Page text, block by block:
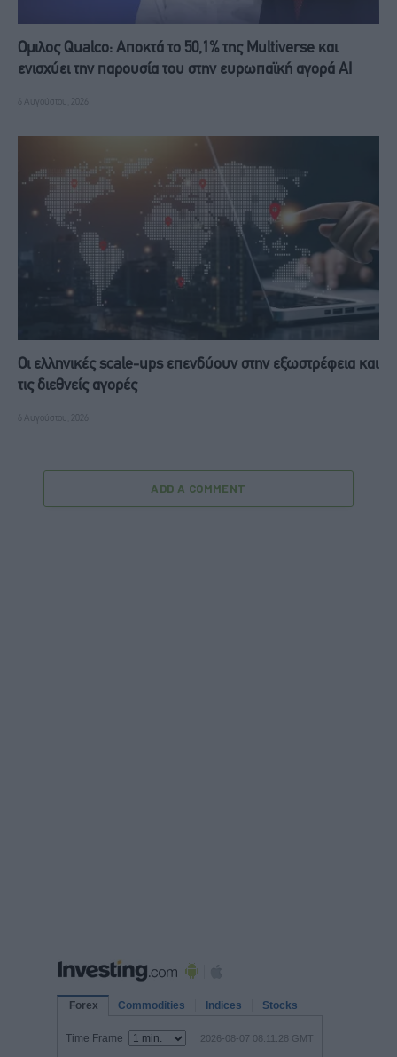
Ομιλος Qualco: Αποκτά το 50,1% της Multiverse και
ενισχύει την παρουσία του στην ευρωπαϊκή αγορά ΑΙ
6 Αυγούστου, 2026
Οι ελληνικές scale-ups επενδύουν στην εξωστρέφεια και
τις διεθνείς αγορές
6 Αυγούστου, 2026
ADD A COMMENT